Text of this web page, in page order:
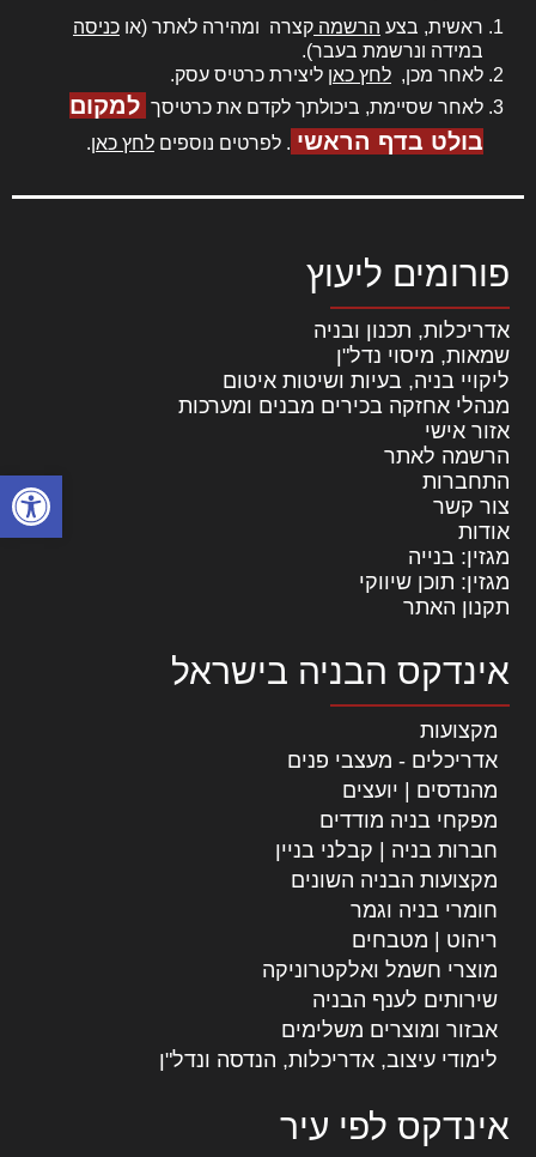
פתח
ראשית, בצע הרשמה קצרה ומהירה לאתר (או כניסה
במידה ונרשמת בעבר).
לאחר מכן, לחץ כאן ליצירת כרטיס עסק.
לאחר שסיימת, ביכולתך לקדם את כרטיסך למקום
בולט בדף הראשי . לפרטים נוספים לחץ כאן.
פורומים ליעוץ
אדריכלות, תכנון ובניה
שמאות, מיסוי נדל"ן
ליקויי בניה, בעיות ושיטות איטום
מנהלי אחזקה בכירים מבנים ומערכות
אזור אישי
הרשמה לאתר
התחברות
צור קשר
אודות
מגזין: בנייה
מגזין: תוכן שיווקי
תקנון האתר
אינדקס הבניה בישראל
מקצועות
אדריכלים - מעצבי פנים
מהנדסים | יועצים
מפקחי בניה מודדים
חברות בניה | קבלני בניין
מקצועות הבניה השונים
חומרי בניה וגמר
ריהוט | מטבחים
מוצרי חשמל ואלקטרוניקה
שירותים לענף הבניה
אבזור ומוצרים משלימים
לימודי עיצוב, אדריכלות, הנדסה ונדל"ן
אינדקס לפי עיר